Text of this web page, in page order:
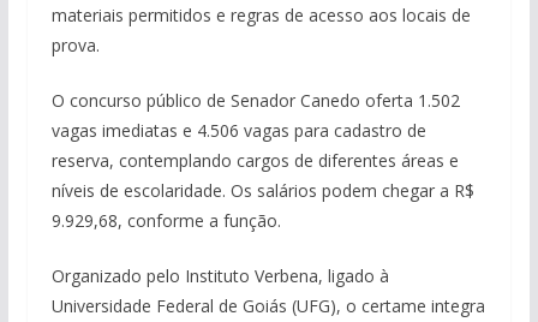
materiais permitidos e regras de acesso aos locais de
prova.
O concurso público de Senador Canedo oferta 1.502
vagas imediatas e 4.506 vagas para cadastro de
reserva, contemplando cargos de diferentes áreas e
níveis de escolaridade. Os salários podem chegar a R$
9.929,68, conforme a função.
Organizado pelo Instituto Verbena, ligado à
Universidade Federal de Goiás (UFG), o certame integra